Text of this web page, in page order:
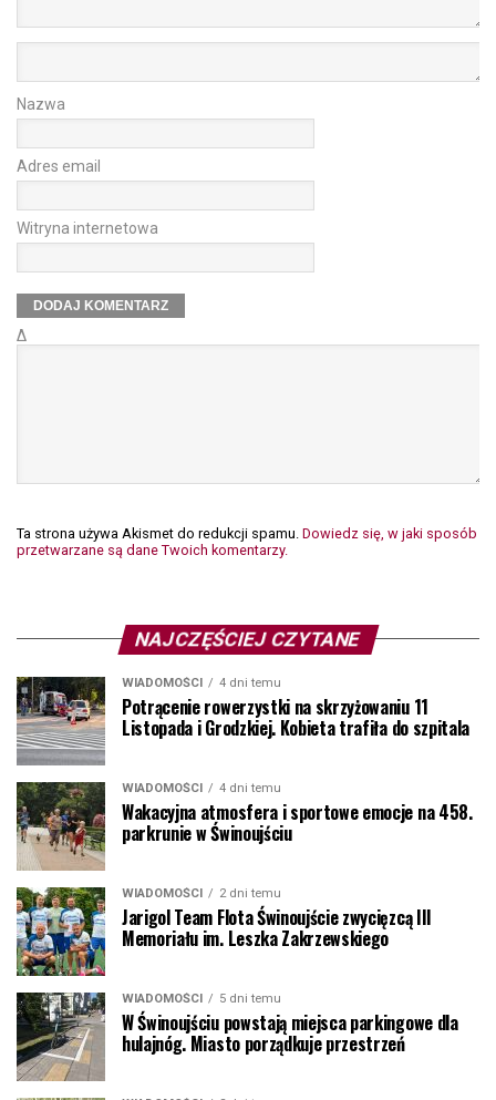
Nazwa
Adres email
Witryna internetowa
Δ
Ta strona używa Akismet do redukcji spamu. Dowiedz się, w jaki sposób
przetwarzane są dane Twoich komentarzy.
NAJCZĘŚCIEJ CZYTANE
WIADOMOŚCI 4 dni temu
Potrącenie rowerzystki na skrzyżowaniu 11
Listopada i Grodzkiej. Kobieta trafiła do szpitala
WIADOMOŚCI 4 dni temu
Wakacyjna atmosfera i sportowe emocje na 458.
parkrunie w Świnoujściu
WIADOMOŚCI 2 dni temu
Jarigol Team Flota Świnoujście zwycięzcą III
Memoriału im. Leszka Zakrzewskiego
WIADOMOŚCI 5 dni temu
W Świnoujściu powstają miejsca parkingowe dla
hulajnóg. Miasto porządkuje przestrzeń